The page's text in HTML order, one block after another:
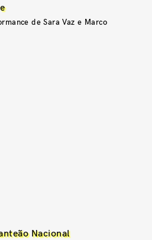
de Sara Vaz e Marco
Nacional